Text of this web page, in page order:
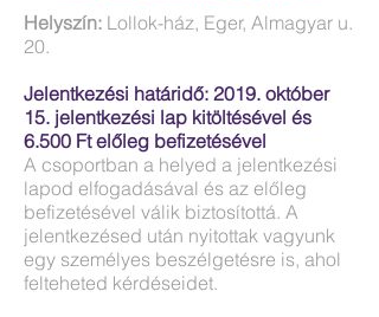
Helyszín: Lollok-ház, Eger, Almagyar u.
20.
Jelentkezési határidő: 2019. október
15. jelentkezési lap kitöltésével és
6.500 Ft előleg befizetésével
A csoportban a helyed a jelentkezési
lapod elfogadásával és az előleg
befizetésével válik biztosítottá. A
jelentkezésed után nyitottak vagyunk
egy személyes beszélgetésre is, ahol
felteheted kérdéseidet.